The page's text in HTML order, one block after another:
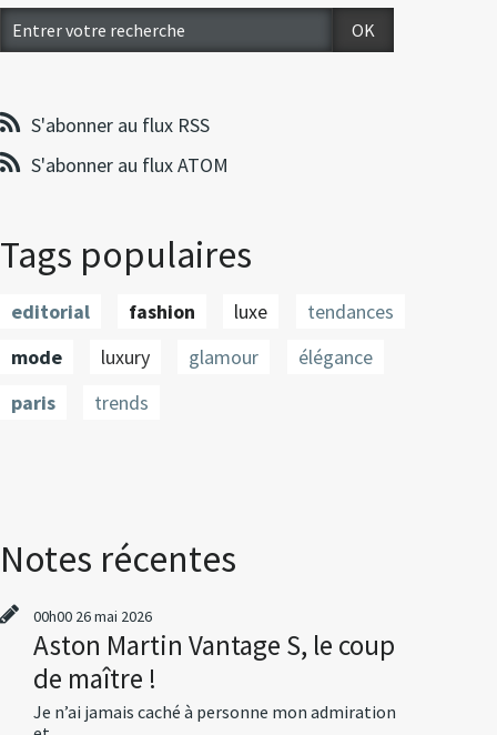
S'abonner au flux RSS
S'abonner au flux ATOM
Tags populaires
editorial fashion luxe
tendances
mode
luxury glamour
élégance
paris
trends
Notes récentes
00h00 26mai 2026
Aston Martin Vantage S, le coup
de maître !
Je n’ai jamais caché à personne mon admiration